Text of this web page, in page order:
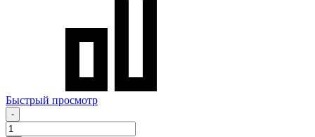
Быстрый просмотр
-